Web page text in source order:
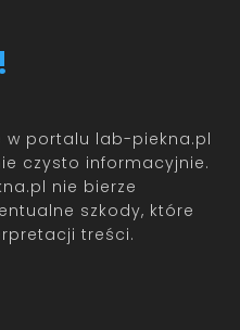
w portalu lab-piekna.pl
czysto informacyjnie.
nie bierze
szkody, które
treści.